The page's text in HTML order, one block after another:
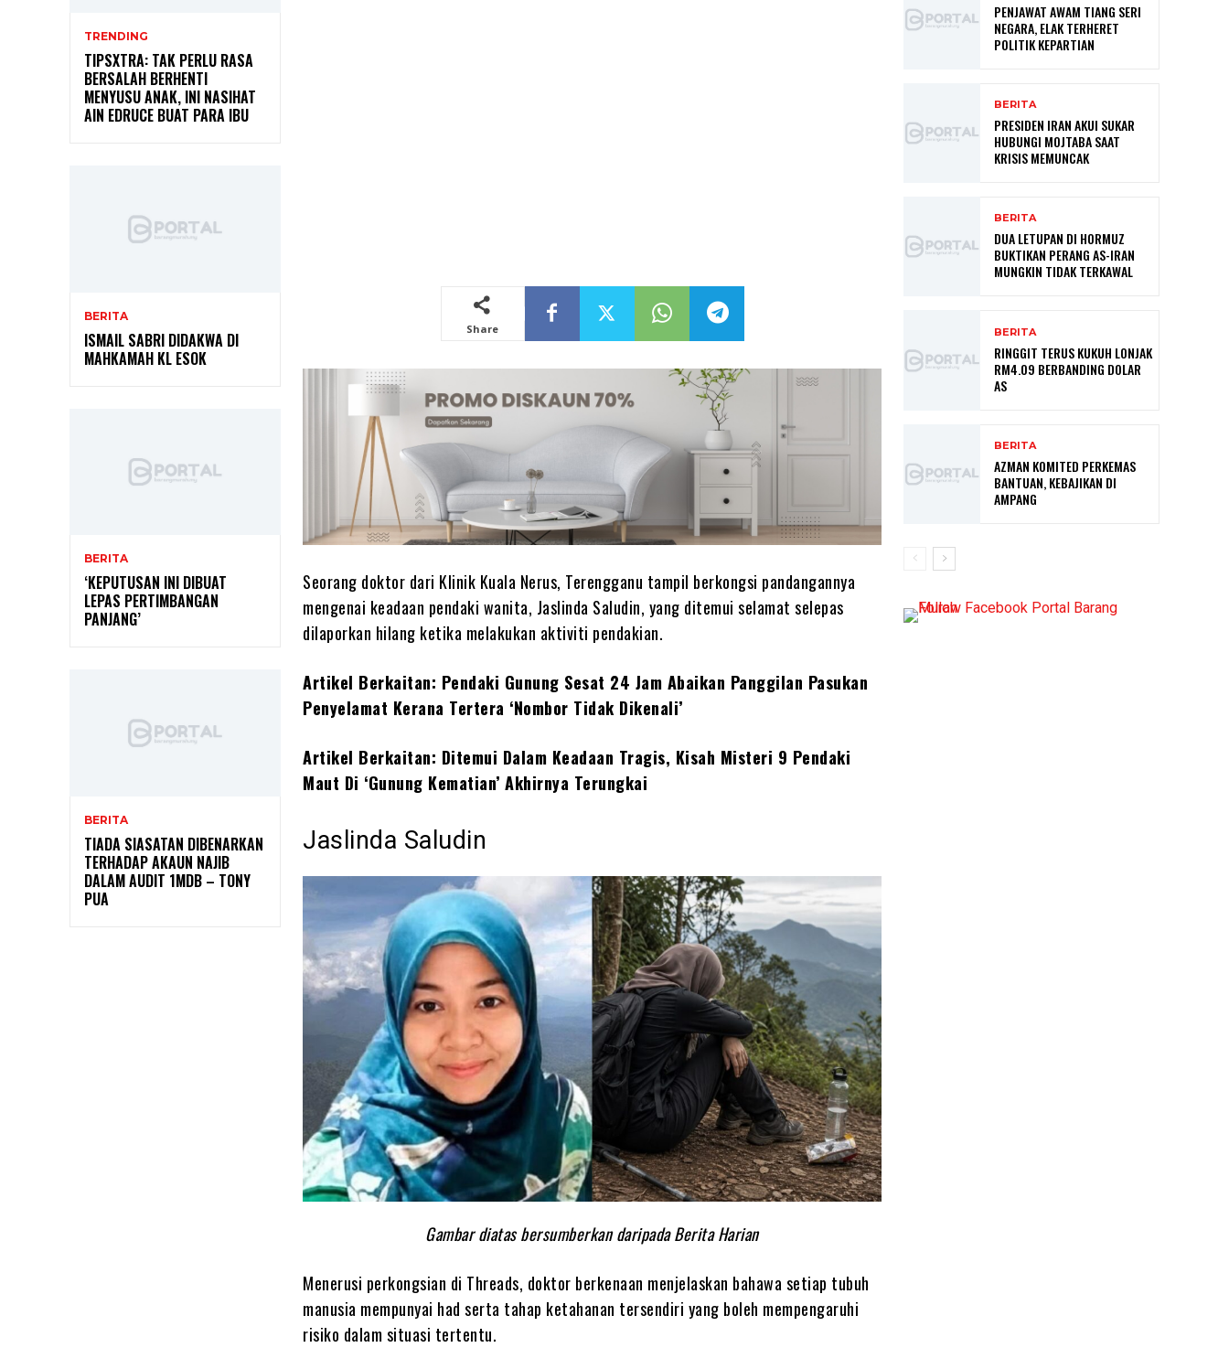
TRENDING
TIPSXTRA: TAK PERLU RASA
BERSALAH BERHENTI
MENYUSU ANAK, INI NASIHAT
AIN EDRUCE BUAT PARA IBU
BERITA
ISMAIL SABRI DIDAKWA DI
MAHKAMAH KL ESOK
BERITA
‘KEPUTUSAN INI DIBUAT
LEPAS PERTIMBANGAN
PANJANG’
BERITA
TIADA SIASATAN DIBENARKAN
TERHADAP AKAUN NAJIB
DALAM AUDIT 1MDB – TONY
PUA
Share
Seorang doktor dari Klinik Kuala Nerus, Terengganu tampil berkongsi pandangannya
mengenai keadaan pendaki wanita, Jaslinda Saludin, yang ditemui selamat selepas
dilaporkan hilang ketika melakukan aktiviti pendakian.
Artikel Berkaitan: Pendaki Gunung Sesat 24 Jam Abaikan Panggilan Pasukan
Penyelamat Kerana Tertera ‘Nombor Tidak Dikenali’
Artikel Berkaitan: Ditemui Dalam Keadaan Tragis, Kisah Misteri 9 Pendaki
Maut Di ‘Gunung Kematian’ Akhirnya Terungkai
Jaslinda Saludin
Gambar diatas bersumberkan daripada Berita Harian
Menerusi perkongsian di Threads, doktor berkenaan menjelaskan bahawa setiap tubuh
manusia mempunyai had serta tahap ketahanan tersendiri yang boleh mempengaruhi
risiko dalam situasi tertentu.
PENJAWAT AWAM TIANG SERI
NEGARA, ELAK TERHERET
POLITIK KEPARTIAN
BERITA
PRESIDEN IRAN AKUI SUKAR
HUBUNGI MOJTABA SAAT
KRISIS MEMUNCAK
BERITA
DUA LETUPAN DI HORMUZ
BUKTIKAN PERANG AS-IRAN
MUNGKIN TIDAK TERKAWAL
BERITA
RINGGIT TERUS KUKUH LONJAK
RM4.09 BERBANDING DOLAR
AS
BERITA
AZMAN KOMITED PERKEMAS
BANTUAN, KEBAJIKAN DI
AMPANG